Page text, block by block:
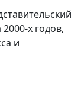
х годов,
и